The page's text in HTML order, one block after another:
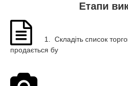
Етапи
1. Складіть список
продається бу